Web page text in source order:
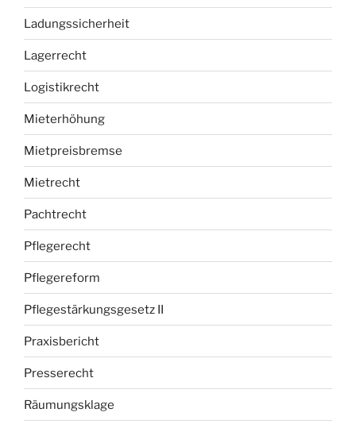
Ladungssicherheit
Lagerrecht
Logistikrecht
Mieterhöhung
Mietpreisbremse
Mietrecht
Pachtrecht
Pflegerecht
Pflegereform
Pflegestärkungsgesetz II
Praxisbericht
Presserecht
Räumungsklage